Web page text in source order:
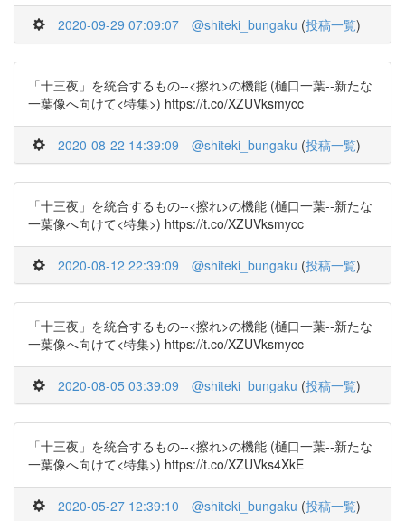
2020-09-29 07:09:07 @shiteki_bungaku (投稿一覧)
「十三夜」を統合するもの--<擦れ>の機能 (樋口一葉--新たな
一葉像へ向けて<特集>) https://t.co/XZUVksmycc
2020-08-22 14:39:09 @shiteki_bungaku (投稿一覧)
「十三夜」を統合するもの--<擦れ>の機能 (樋口一葉--新たな
一葉像へ向けて<特集>) https://t.co/XZUVksmycc
2020-08-12 22:39:09 @shiteki_bungaku (投稿一覧)
「十三夜」を統合するもの--<擦れ>の機能 (樋口一葉--新たな
一葉像へ向けて<特集>) https://t.co/XZUVksmycc
2020-08-05 03:39:09 @shiteki_bungaku (投稿一覧)
「十三夜」を統合するもの--<擦れ>の機能 (樋口一葉--新たな
一葉像へ向けて<特集>) https://t.co/XZUVks4XkE
2020-05-27 12:39:10 @shiteki_bungaku (投稿一覧)